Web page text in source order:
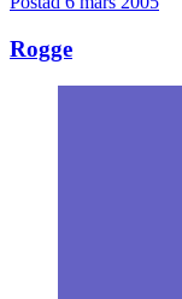
Rogge